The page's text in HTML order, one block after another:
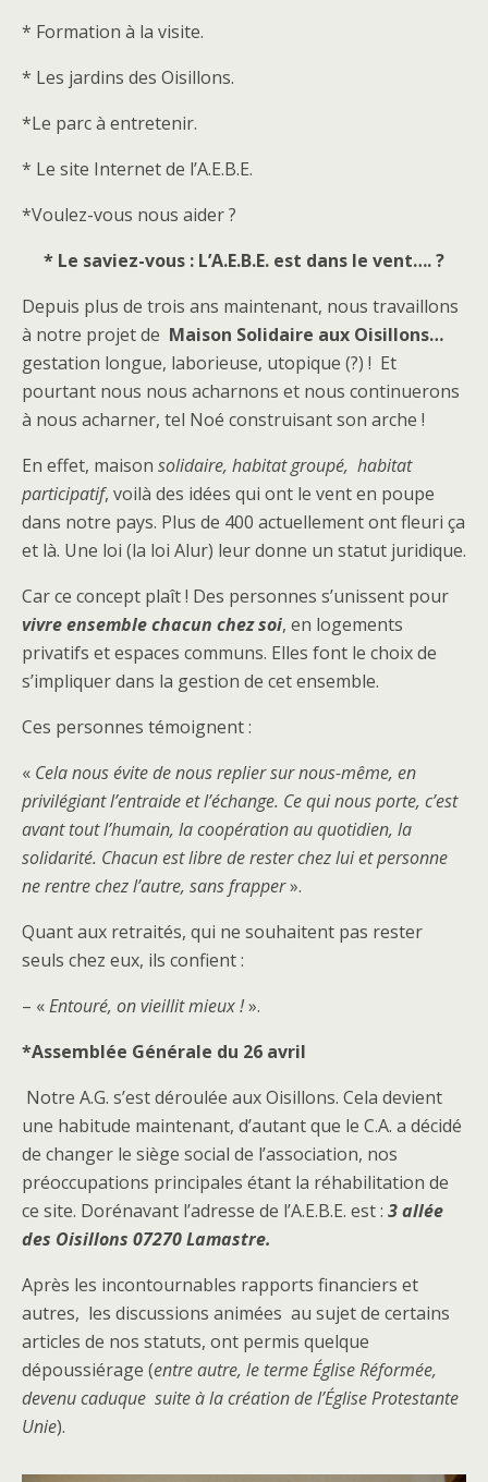
* Formation à la visite.
* Les jardins des Oisillons.
*Le parc à entretenir.
* Le site Internet de l’A.E.B.E.
*Voulez-vous nous aider ?
* Le saviez-vous : L’A.E.B.E. est dans le vent…. ?
Depuis plus de trois ans maintenant, nous travaillons
à notre projet de Maison Solidaire aux Oisillons…
gestation longue, laborieuse, utopique (?) ! Et
pourtant nous nous acharnons et nous continuerons
à nous acharner, tel Noé construisant son arche !
En effet, maison solidaire, habitat groupé, habitat
participatif, voilà des idées qui ont le vent en poupe
dans notre pays. Plus de 400 actuellement ont fleuri ça
et là. Une loi (la loi Alur) leur donne un statut juridique.
Car ce concept plaît ! Des personnes s’unissent pour
vivre ensemble chacun chez soi, en logements
privatifs et espaces communs. Elles font le choix de
s’impliquer dans la gestion de cet ensemble.
Ces personnes témoignent :
« Cela nous évite de nous replier sur nous-même, en
privilégiant l’entraide et l’échange. Ce qui nous porte, c’est
avant tout l’humain, la coopération au quotidien, la
solidarité. Chacun est libre de rester chez lui et personne
ne rentre chez l’autre, sans frapper».
Quant aux retraités, qui ne souhaitent pas rester
seuls chez eux, ils confient :
– «Entouré, on vieillit mieux !».
*Assemblée Générale du 26 avril
Notre A.G. s’est déroulée aux Oisillons. Cela devient
une habitude maintenant, d’autant que le C.A. a décidé
de changer le siège social de l’association, nos
préoccupations principales étant la réhabilitation de
ce site. Dorénavant l’adresse de l’A.E.B.E. est : 3 allée
des Oisillons 07270 Lamastre.
Après les incontournables rapports financiers et
autres, les discussions animées au sujet de certains
articles de nos statuts, ont permis quelque
dépoussiérage (entre autre, le terme Église Réformée,
devenu caduque suite à la création de l’Église Protestante
Unie).